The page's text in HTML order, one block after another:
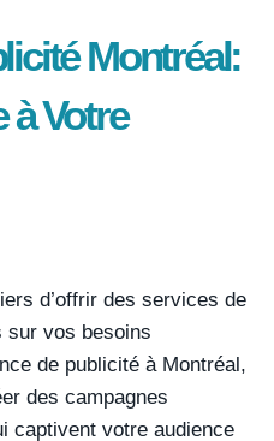
Montréal:
à Votre
d’offrir des services de
sur vos besoins
de publicité à Montréal,
des campagnes
captivent votre audience